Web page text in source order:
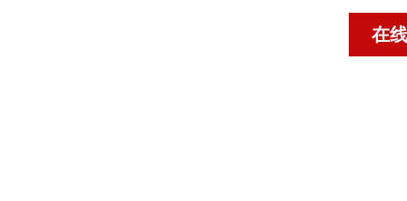
在